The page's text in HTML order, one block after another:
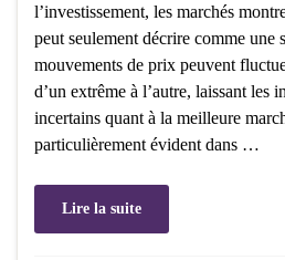
l’investissement, les marchés
peut seulement décrire comme une
mouvements de prix peuvent
d’un extrême à l’autre, laissant les
incertains quant à la meilleure
particulièrement évident dans …
Lire la suite